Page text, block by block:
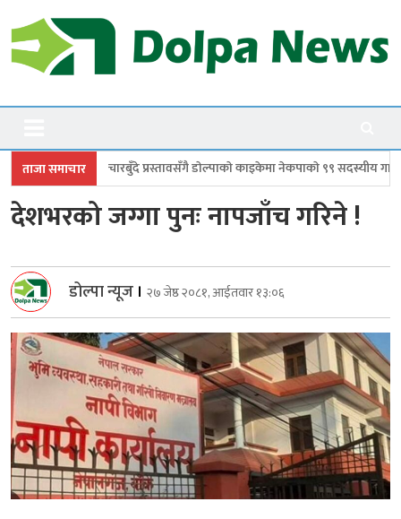
to
content
Dolpanews
ताजा समाचार
प्रस्तावसँगै डाेल्पाकाे काइकेमा नेकपाकाे ९९ सदस्यीय गाउँ समिति गठन
देशभरको जग्गा पुनः नापजाँच गरिने !
डोल्पा न्यूज । २७ जेष्ठ २०८१, आईतवार १३:०६